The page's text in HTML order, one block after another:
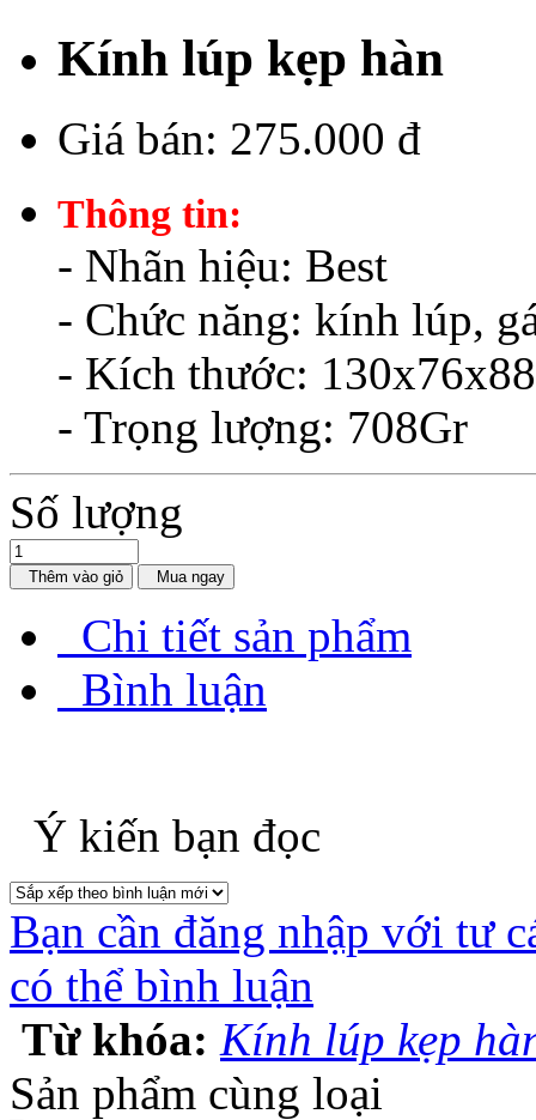
Kính lúp kẹp hàn
Giá bán: 275.000 đ
Thông tin:
- Nhãn hiệu: Best
- Chức năng: kính lúp,
- Kích thước:
- Trọng lượng: 708Gr
Số lượng
Thêm vào giỏ Mua ngay
Chi tiết sản phẩm
Bình luận
Ý kiến bạn đọc
Bạn cần đăng nhập với tư
có thể bình luận
Từ khóa: Kính lúp kẹp
Sản phẩm cùng loại